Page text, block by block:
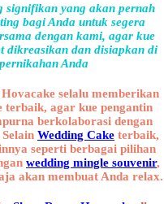
signifikan yang akan pernah
bagi Anda untuk segera
dengan kami, agar kue
dikreasikan dan disiapkan di
Anda
selalu memberikan
terbaik, agar kue pengantin
berkolaborasi dengan
Wedding Cake terbaik,
seperti berbagai pilihan
wedding mingle souvenir,
akan membuat Anda relax.